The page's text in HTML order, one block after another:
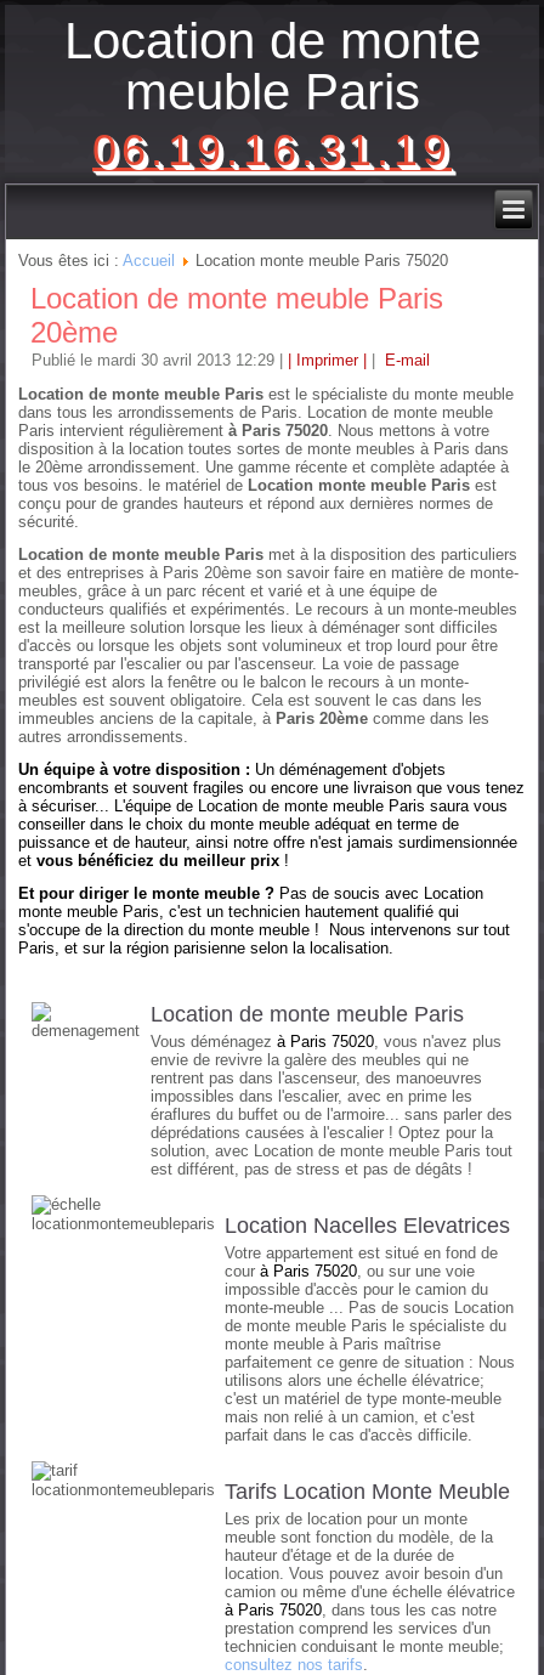
Location de monte
meuble Paris
06.19.16.31.19
Vous êtes ici :Accueil Location monte meuble Paris 75020
Location de monte meuble Paris
20ème
Publié le mardi 30 avril 2013 12:29 | Imprimer |
E-mail
Location de monte meuble Paris est le spécialiste du monte meuble
dans tous les arrondissements de Paris. Location de monte meuble
Paris intervient régulièrementà Paris 75020 . Nous mettons à votre
disposition à la location toutes sortes de monte meubles à Paris dans
le 20ème arrondissement. Une gamme récente et complète adaptée à
tous vos besoins. le matériel de Location monte meuble Paris est
conçu pour de grandes hauteurs et répond aux dernières normes de
sécurité.
Location de monte meuble Paris met à la disposition des particuliers
et des entreprises à Paris 20ème son savoir faire en matière de monte-
meubles, grâce à un parc récent et varié et à une équipe de
conducteurs qualifiés et expérimentés. Le recours à un monte-meubles
est la meilleure solution lorsque les lieux à déménager sont difficiles
d'accès ou lorsque les objets sont volumineux et trop lourd pour être
transporté par l'escalier ou par l'ascenseur. La voie de passage
privilégié est alors la fenêtre ou le balcon le recours à un monte-
meubles est souvent obligatoire. Cela est souvent le cas dans les
immeubles anciens de la capitale, à Paris 20ème comme dans les
autres arrondissements.
Un équipe à votre disposition : Un déménagement d'objets
encombrants et souvent fragiles ou encore une livraison que vous tenez
à sécuriser... L'équipe de Location de monte meuble Paris saura vous
conseiller dans le choix du monte meuble adéquat en terme de
puissance et de hauteur, ainsi notre offre n'est jamais surdimensionnée
etvous bénéficiez du meilleur prix !
Et pour diriger le monte meuble ? Pas de soucis avec Location
monte meuble Paris, c'est un technicien hautement qualifié qui
s'occupe de la direction du monte meuble ! Nous intervenons sur tout
Paris, et sur la région parisienne selon la localisation.
Location de monte meuble Paris
Vous déménagezà Paris 75020 , vous n'avez plus
envie de revivre la galère des meubles qui ne
rentrent pas dans l'ascenseur, des manoeuvres
impossibles dans l'escalier, avec en prime les
éraflures du buffet ou de l'armoire... sans parler des
déprédations causées à l'escalier ! Optez pour la
solution, avec Location de monte meuble Paris tout
est différent, pas de stress et pas de dégâts !
Location Nacelles Elevatrices
Votre appartement est situé en fond de
courà Paris 75020 , ou sur une voie
impossible d'accès pour le camion du
monte-meuble ... Pas de soucis Location
de monte meuble Paris le spécialiste du
monte meuble à Paris maîtrise
parfaitement ce genre de situation : Nous
utilisons alors une échelle élévatrice;
c'est un matériel de type monte-meuble
mais non relié à un camion, et c'est
parfait dans le cas d'accès difficile.
Tarifs Location Monte Meuble
Les prix de location pour un monte
meuble sont fonction du modèle, de la
hauteur d'étage et de la durée de
location. Vous pouvez avoir besoin d'un
camion ou même d'une échelle élévatrice
à Paris 75020 , dans tous les cas notre
prestation comprend les services d'un
technicien conduisant le monte meuble;
consultez nos tarifs